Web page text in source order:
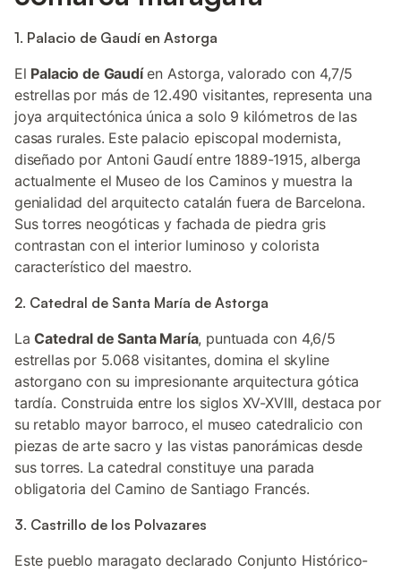
1. Palacio de Gaudí en Astorga
El Palacio de Gaudíen Astorga, valorado con 4,7/5
estrellas por más de 12.490 visitantes, representa una
joya arquitectónica única a solo 9 kilómetros de las
casas rurales. Este palacio episcopal modernista,
diseñado por Antoni Gaudí entre 1889-1915, alberga
actualmente el Museo de los Caminos y muestra la
genialidad del arquitecto catalán fuera de Barcelona.
Sus torres neogóticas y fachada de piedra gris
contrastan con el interior luminoso y colorista
característico del maestro.
2. Catedral de Santa María de Astorga
LaCatedral de Santa María, puntuada con 4,6/5
estrellas por 5.068 visitantes, domina el skyline
astorgano con su impresionante arquitectura gótica
tardía. Construida entre los siglos XV-XVIII, destaca por
su retablo mayor barroco, el museo catedralicio con
piezas de arte sacro y las vistas panorámicas desde
sus torres. La catedral constituye una parada
obligatoria del Camino de Santiago Francés.
3. Castrillo de los Polvazares
Este pueblo maragato declarado Conjunto Histórico-